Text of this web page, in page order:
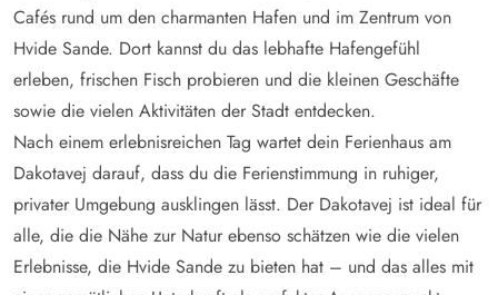
Cafés rund um den charmanten Hafen und im Zentrum von
Hvide Sande. Dort kannst du das lebhafte Hafengefühl
erleben, frischen Fisch probieren und die kleinen Geschäfte
sowie die vielen Aktivitäten der Stadt entdecken.
Nach einem erlebnisreichen Tag wartet dein Ferienhaus am
Dakotavej darauf, dass du die Ferienstimmung in ruhiger,
privater Umgebung ausklingen lässt. Der Dakotavej ist ideal für
alle, die die Nähe zur Natur ebenso schätzen wie die vielen
Erlebnisse, die Hvide Sande zu bieten hat – und das alles mit